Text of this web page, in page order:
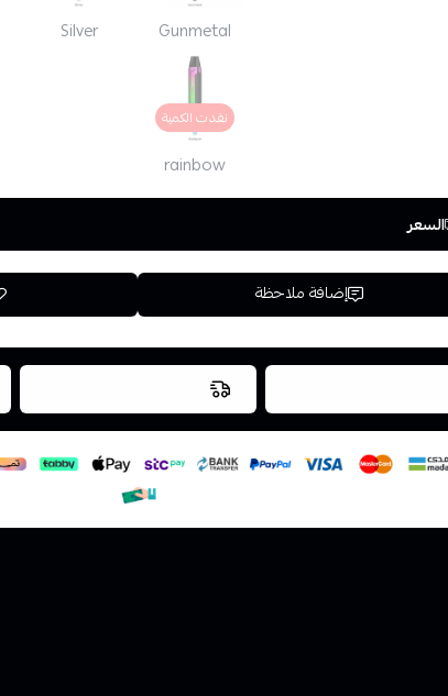
Gunmetal
Silver
نفدت الكمية
rainbow
السعر
إضافة ملاحظة
اسحب و افلت الملف هنا
استعراض
والشحن مجاني